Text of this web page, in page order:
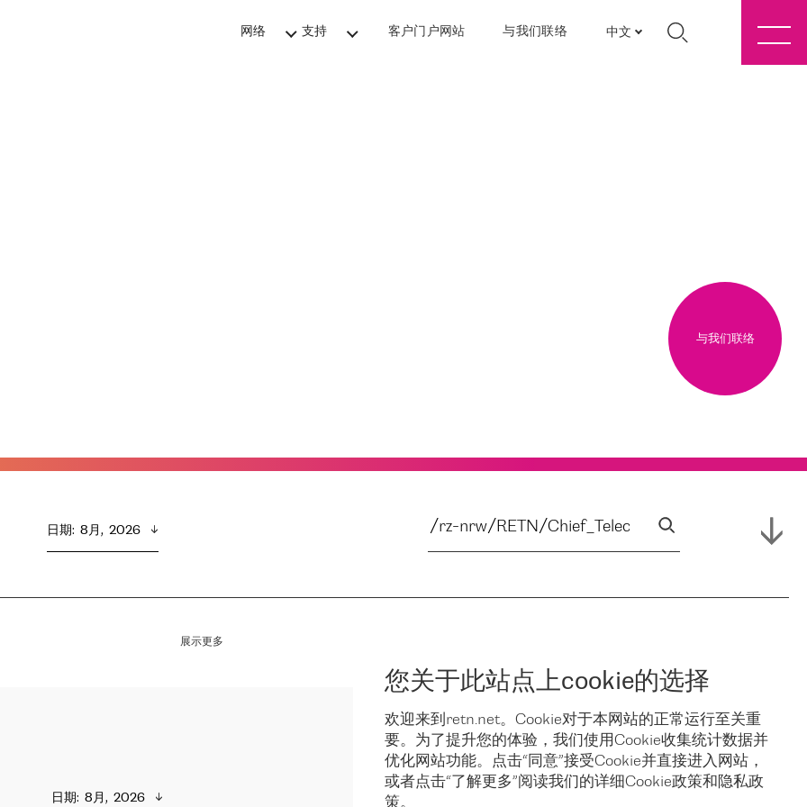
网络 支持 客户门户网站 与我们联络 中文
您关于此站点上cookie的选择
欢迎来到retn.net。Cookie对于本网站的正常运行至关重
要。为了提升您的体验，我们使用Cookie收集统计数据并
优化网站功能。点击“同意”接受Cookie并直接进入网站，
或者点击“了解更多”阅读我们的详细Cookie政策和隐私政
策。
与我们联络
日期: 8月,  2026
展示更多
日期: 8月,  2026